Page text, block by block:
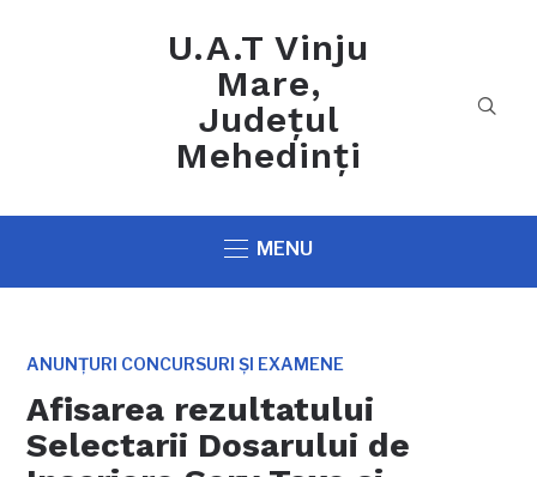
U.A.T Vinju
Mare,
Județul
Mehedinți
MENU
ANUNȚURI CONCURSURI ȘI EXAMENE
Afisarea rezultatului
Selectarii Dosarului de